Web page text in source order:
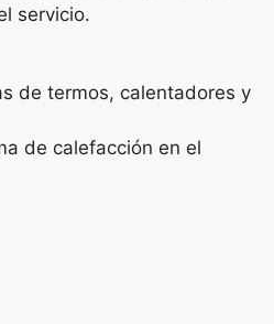
servicio.
de termos, calentadores y
de calefacción en el